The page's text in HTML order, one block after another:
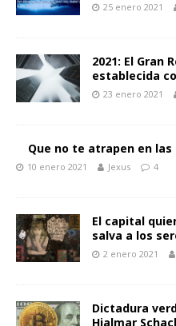
25 enero 2021
2021: El Gran
establecida
23 enero 2021
Que no te atrapen en
10 enero 2021 Jexus 4
El capital
salva a los
2 enero 2021
Dictadura
Hjalmar